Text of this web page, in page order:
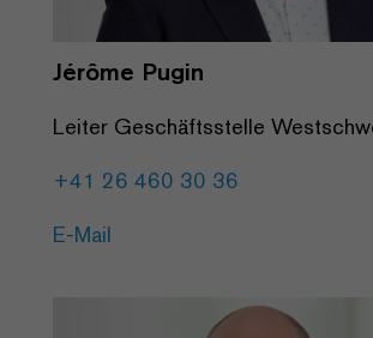
Jérôme Pugin
Leiter Geschäftsstelle
+41 26 460 30 36
E-Mail